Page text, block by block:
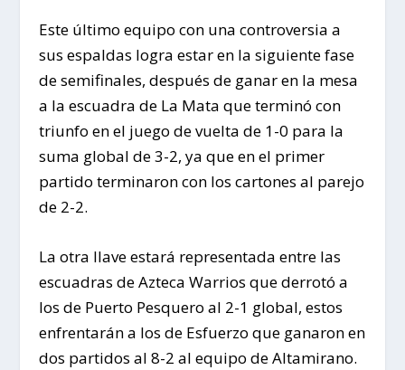
Este último equipo con una controversia a
sus espaldas logra estar en la siguiente fase
de semifinales, después de ganar en la mesa
a la escuadra de La Mata que terminó con
triunfo en el juego de vuelta de 1-0 para la
suma global de 3-2, ya que en el primer
partido terminaron con los cartones al parejo
de 2-2.
La otra llave estará representada entre las
escuadras de Azteca Warrios que derrotó a
los de Puerto Pesquero al 2-1 global, estos
enfrentarán a los de Esfuerzo que ganaron en
dos partidos al 8-2 al equipo de Altamirano.